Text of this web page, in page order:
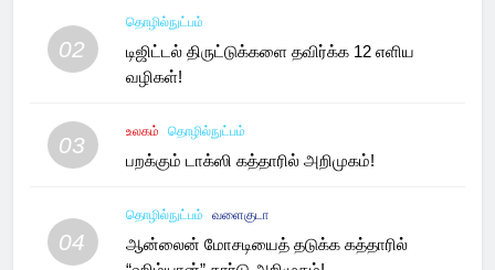
02
தொழில்நுட்பம்
டிஜிட்டல் திருட்டுக்களை தவிர்க்க 12 எளிய
வழிகள்!
03
உலகம் தொழில்நுட்பம்
பறக்கும் டாக்ஸி கத்தாரில் அறிமுகம்!
04
தொழில்நுட்பம் வளைகுடா
ஆன்லைன் மோசடியைத் தடுக்க கத்தாரில்